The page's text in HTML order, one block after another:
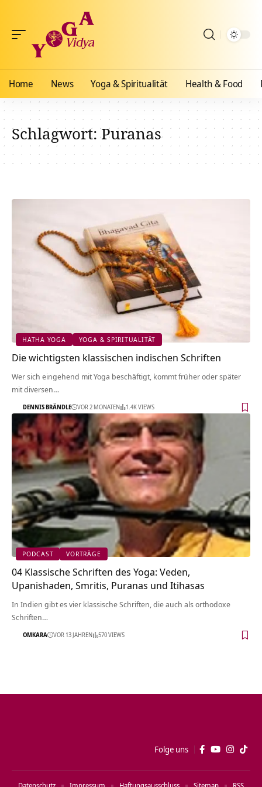
Home News Yoga & Spiritualität Health & Food
Schlagwort:Puranas
HATHA YOGA YOGA & SPIRITUALITÄT
Die wichtigsten klassischen indischen Schriften
Wer sich eingehend mit Yoga beschäftigt, kommt früher oder später
mit diversen…
DENNIS BRÄNDLE VOR 2 MONATEN 1.4K VIEWS
PODCAST VORTRÄGE
04 Klassische Schriften des Yoga: Veden,
Upanishaden, Smritis, Puranas und Itihasas
In Indien gibt es vier klassische Schriften, die auch als orthodoxe
Schriften…
OMKARA VOR 13 JAHREN 570 VIEWS
Folge uns